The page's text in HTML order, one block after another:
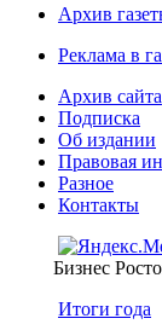
Архив
Реклама в
Архив сайта
Подписка
Об издании
Правовая
Разное
Контакты
Бизнес
Итоги года